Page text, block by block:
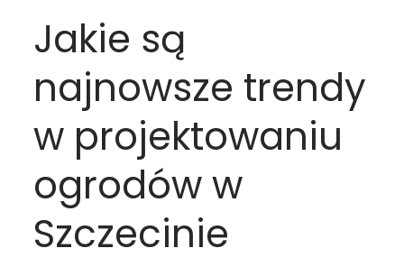
Jakie są
najnowsze trendy
w projektowaniu
ogrodów w
Szczecinie